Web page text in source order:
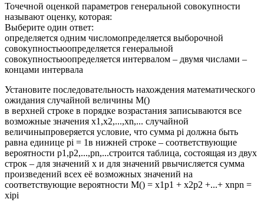
Точечной оценкой параметров генеральной совокупности
называют оценку, которая:
Выберите один ответ:
определяется одним числомопределяется выборочной
совокупностьюопределяется генеральной
совокупностьюопределяется интервалом – двумя числами –
концами интервала
Установите последовательность нахождения математического
ожидания случайной величины M()
в верхней строке в порядке возрастания записываются все
возможные значения x1,x2,...,xn,... случайной
величиныпроверяется условие, что сумма pi должна быть
равна единице pi = 1в нижней строке – соответствующие
вероятности p1,p2,...,pn,...строится таблица, состоящая из двух
строк – для значений х и для значений рвычисляется сумма
произведений всех её возможных значений на
соответствующие вероятности M() = x1p1 + x2p2 +...+ xnpn =
xipi